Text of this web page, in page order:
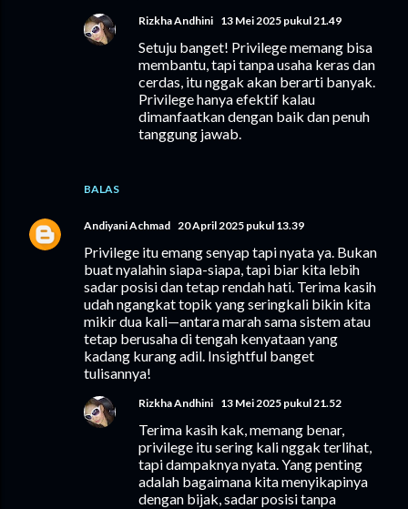
BALAS
Rizkha Andhini 13 Mei 2025 pukul 21.49
Setuju banget! Privilege memang bisa
membantu, tapi tanpa usaha keras dan
cerdas, itu nggak akan berarti banyak.
Privilege hanya efektif kalau
dimanfaatkan dengan baik dan penuh
tanggung jawab.
Andiyani Achmad 20 April 2025 pukul 13.39
Privilege itu emang senyap tapi nyata ya. Bukan
buat nyalahin siapa-siapa, tapi biar kita lebih
sadar posisi dan tetap rendah hati. Terima kasih
udah ngangkat topik yang seringkali bikin kita
mikir dua kali—antara marah sama sistem atau
tetap berusaha di tengah kenyataan yang
kadang kurang adil. Insightful banget
tulisannya!
Rizkha Andhini 13 Mei 2025 pukul 21.52
Terima kasih kak, memang benar,
privilege itu sering kali nggak terlihat,
tapi dampaknya nyata. Yang penting
adalah bagaimana kita menyikapinya
dengan bijak, sadar posisi tanpa